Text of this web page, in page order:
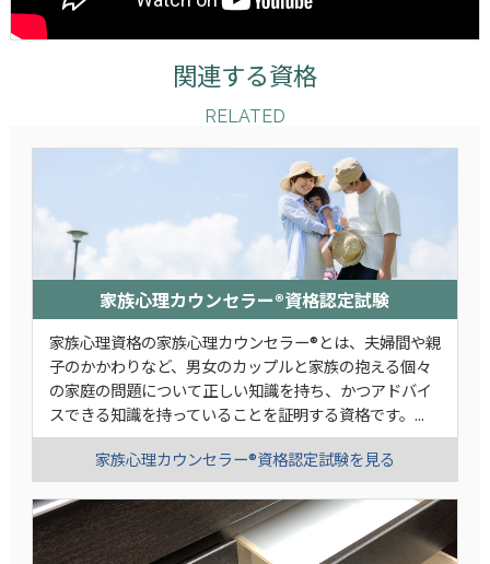
関連する資格
RELATED
家族心理カウンセラー®資格認定試験
家族心理資格の家族心理カウンセラー®とは、夫婦間や親
子のかかわりなど、男女のカップルと家族の抱える個々
の家庭の問題について正しい知識を持ち、かつアドバイ
スできる知識を持っていることを証明する資格です。...
家族心理カウンセラー®資格認定試験を見る